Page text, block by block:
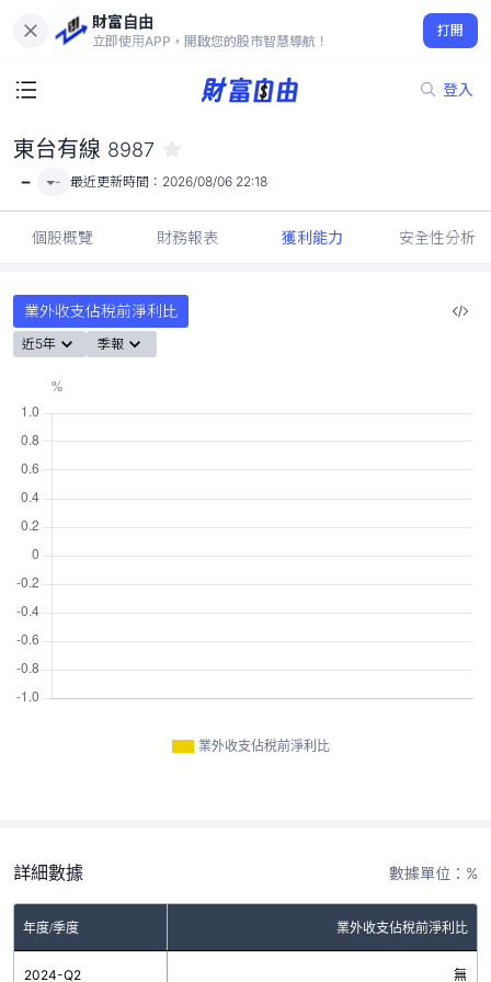
財富自由
立即使用APP，開啟您的股市智慧導航！
打開
登入
-
東台有線 8987
- - 最近更新時間： 2026/08/06 22:18
個股概覽 財務報表 獲利能力 安全性分析
業外收支佔稅前淨利比
近5年 季報
業外收支佔稅前淨利比
詳細數據 數據單位：%
年度/季度 業外收支佔稅前淨利比
2024-Q2 無